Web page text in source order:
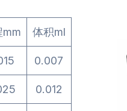
mm 体积ml
0.007
0.012